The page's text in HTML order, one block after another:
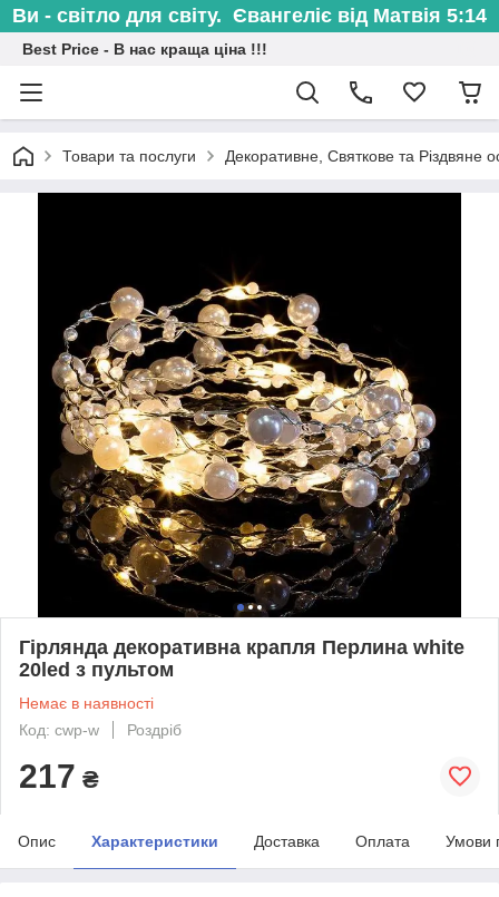
Ви - світло для світу. Євангеліє від Матвія 5:14
Best Price - В нас краща ціна !!!
Товари та послуги Декоративне, Святкове та Різдвяне
Гірлянда декоративна крапля Перлина white
20led з пультом
Немає в наявності
Код: cwp-w
Роздріб
217 ₴
Опис Характеристики Доставка Оплата Умови